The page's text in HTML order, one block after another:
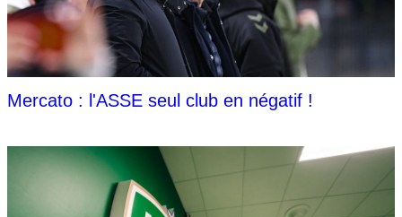
Mercato : l'ASSE seul club en négatif !